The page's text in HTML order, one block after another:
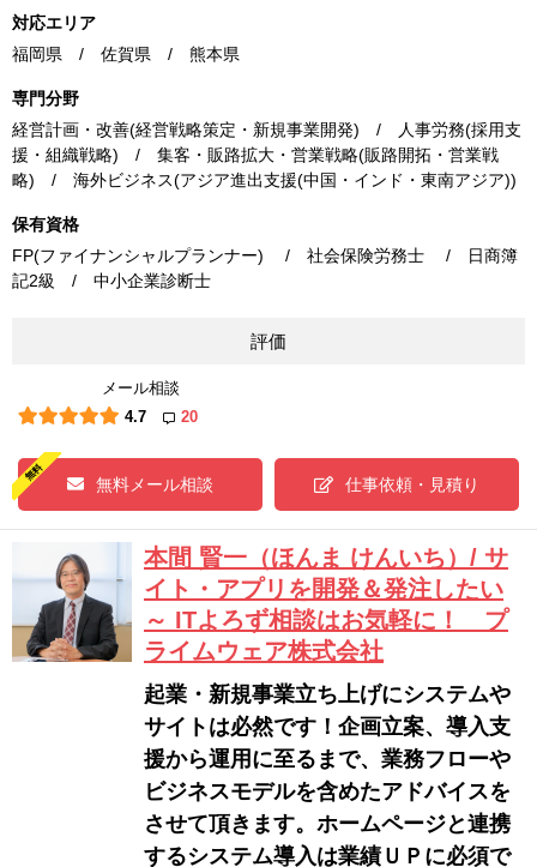
対応エリア
福岡県 / 佐賀県 / 熊本県
専門分野
経営計画・改善(経営戦略策定・新規事業開発) / 人事労務(採用支
援・組織戦略) / 集客・販路拡大・営業戦略(販路開拓・営業戦
略) / 海外ビジネス(アジア進出支援(中国・インド・東南アジア))
保有資格
FP(ファイナンシャルプランナー) / 社会保険労務士 / 日商簿
記2級 / 中小企業診断士
評価
メール相談
4.7
20
無料メール相談 仕事依頼・見積り
本間 賢一（ほんま けんいち）/ サ
イト・アプリを開発＆発注したい
～ ITよろず相談はお気軽に！ プ
ライムウェア株式会社
起業・新規事業立ち上げにシステムや
サイトは必然です！企画立案、導入支
援から運用に至るまで、業務フローや
ビジネスモデルを含めたアドバイスを
させて頂きます。ホームページと連携
するシステム導入は業績ＵＰに必須で